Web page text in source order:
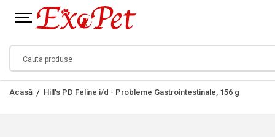
Acasă Hill's PD Feline i/d - Probleme Gastrointestinale, 156 g